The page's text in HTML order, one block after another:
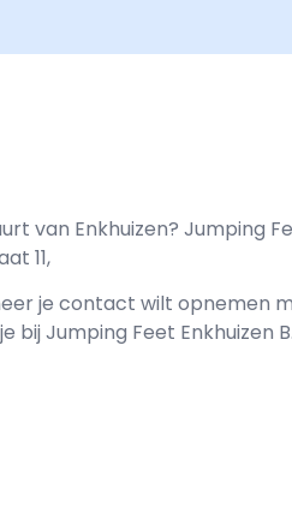
van Enkhuizen? Jumping
11,
je contact wilt opnemen
bij Jumping Feet Enkhuizen